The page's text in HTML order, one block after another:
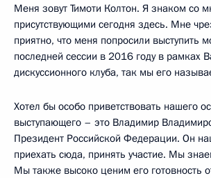
Меня зовут Тимоти Колтон. Я знаком со
присутствующими сегодня здесь. Мне
приятно, что меня попросили выступить
последней сессии в 2016 году в рамках
дискуссионного клуба, так мы его
Хотел бы особо приветствовать нашего
выступающего – это Владимир
Президент Российской Федерации. Он
приехать сюда, принять участие. Мы
Мы также высоко ценим его готовность